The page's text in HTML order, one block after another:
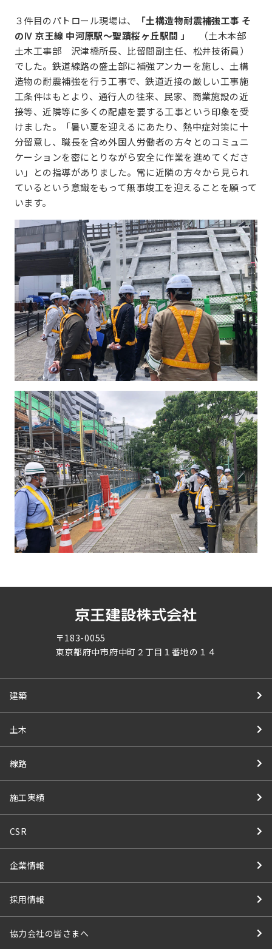
３件目のパトロール現場は、
「土構造物耐震補強工事 そ
のⅣ 京王線 中河原駅～聖蹟桜ヶ丘駅間 」
（土木本部
土木工事部 沢津橋所長、比留間副主任、松井技術員）
でした。鉄道線路の盛土部に補強アンカーを施し、土構
造物の耐震補強を行う工事で、鉄道近接の厳しい工事施
工条件はもとより、通行人の往来、民家、商業施設の近
接等、近隣等に多くの配慮を要する工事という印象を受
けました。「暑い夏を迎えるにあたり、熱中症対策に十
分留意し、職長を含め外国人労働者の方々とのコミュニ
ケーションを密にとりながら安全に作業を進めてくださ
い」との指導がありました。常に近隣の方々から見られ
ているという意識をもって無事竣工を迎えることを願って
います。
〒183-0055
東京都府中市府中町２丁目１番地の１４
建築
土木
線路
施工実績
CSR
企業情報
採用情報
協力会社の皆さまへ